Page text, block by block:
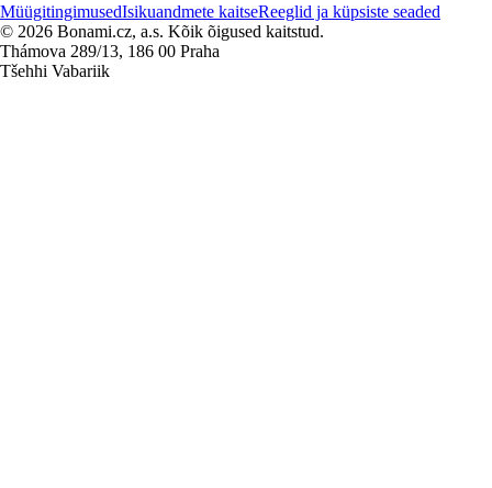
MüügitingimusedIsikuandmete kaitseReeglid ja küpsiste seaded
© 2026 Bonami.cz, a.s. Kõik õigused kaitstud.
Thámova 289/13, 186 00 Praha
Tšehhi Vabariik